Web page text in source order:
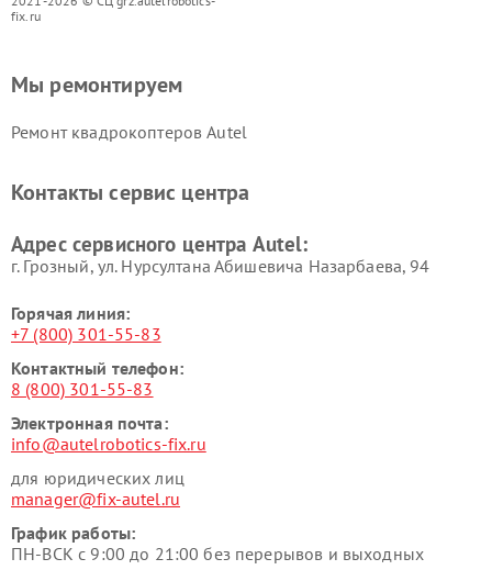
fix.ru
Мы ремонтируем
Ремонт квадрокоптеров Autel
Контакты сервис центра
Адрес сервисного центра Autel:
г. Грозный, ул. Нурсултана Абишевича Назарбаева, 94
Горячая линия:
+7 (800) 301-55-83
Контактный телефон:
8 (800) 301-55-83
Электронная почта:
info@autelrobotics-fix.ru
для юридических лиц
manager@fix-autel.ru
График работы:
ПН-ВСК с 9:00 до 21:00 без перерывов и выходных